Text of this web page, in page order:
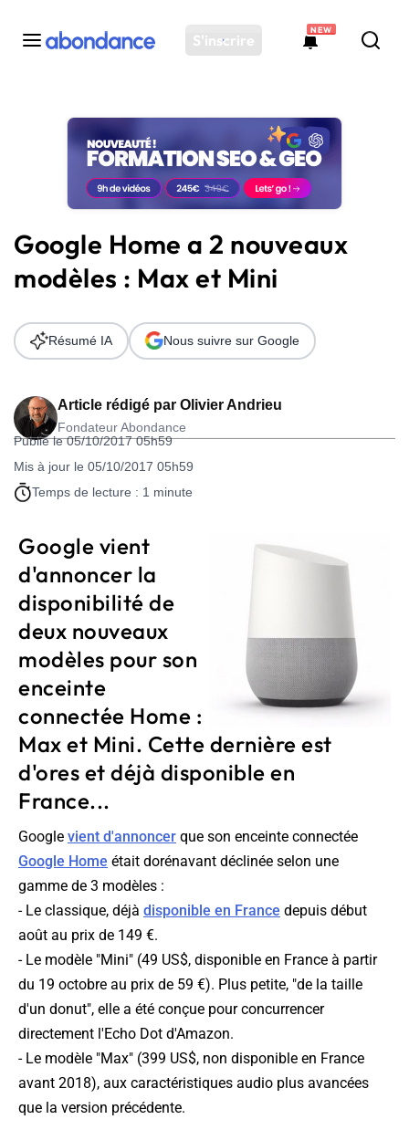
S'inscrire
NEW
Toutes les actus
Actus SEO
Plateforme
Solutions
Ressources
Audit SEO
Google Home a 2 nouveaux
modèles : Max et Mini
Article rédigé par Olivier Andrieu
Fondateur Abondance
Publié le 05/10/2017 05h59
Mis à jour le 05/10/2017 05h59
Temps de lecture : 1 minute
Résumé IA Nous suivre sur Google
Google vient
d'annoncer la
disponibilité de
deux nouveaux
modèles pour son
enceinte
connectée Home :
Max et Mini. Cette dernière est
d'ores et déjà disponible en
France...
Google vient d'annoncer que son enceinte connectée
Google Home était dorénavant déclinée selon une
gamme de 3 modèles :
- Le classique, déjà disponible en France depuis début
août au prix de 149 €.
- Le modèle "Mini" (49 US$, disponible en France à partir
du 19 octobre au prix de 59 €). Plus petite, "de la taille
d'un donut", elle a été conçue pour concurrencer
directement l'Echo Dot d'Amazon.
- Le modèle "Max" (399 US$, non disponible en France
avant 2018), aux caractéristiques audio plus avancées
que la version précédente.